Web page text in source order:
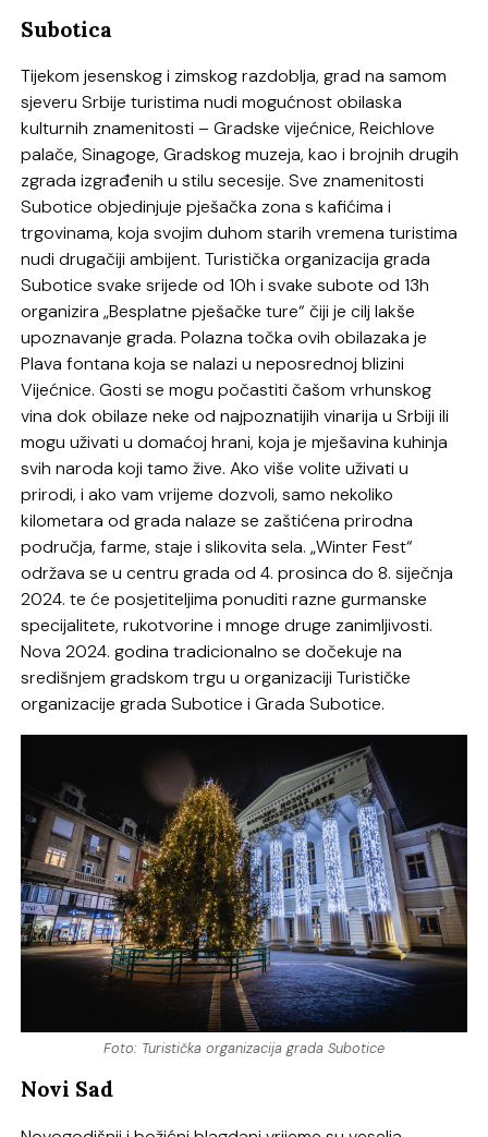
Subotica
Tijekom jesenskog i zimskog razdoblja, grad na samom
sjeveru Srbije turistima nudi mogućnost obilaska
kulturnih znamenitosti – Gradske vijećnice, Reichlove
palače, Sinagoge, Gradskog muzeja, kao i brojnih drugih
zgrada izgrađenih u stilu secesije. Sve znamenitosti
Subotice objedinjuje pješačka zona s kafićima i
trgovinama, koja svojim duhom starih vremena turistima
nudi drugačiji ambijent. Turistička organizacija grada
Subotice svake srijede od 10h i svake subote od 13h
organizira „Besplatne pješačke ture“ čiji je cilj lakše
upoznavanje grada. Polazna točka ovih obilazaka je
Plava fontana koja se nalazi u neposrednoj blizini
Vijećnice. Gosti se mogu počastiti čašom vrhunskog
vina dok obilaze neke od najpoznatijih vinarija u Srbiji ili
mogu uživati ​​u domaćoj hrani, koja je mješavina kuhinja
svih naroda koji tamo žive. Ako više volite uživati ​​u
prirodi, i ako vam vrijeme dozvoli, samo nekoliko
kilometara od grada nalaze se zaštićena prirodna
područja, farme, staje i slikovita sela. „Winter Fest“
održava se u centru grada od 4. prosinca do 8. siječnja
2024. te će posjetiteljima ponuditi razne gurmanske
specijalitete, rukotvorine i mnoge druge zanimljivosti.
Nova 2024. godina tradicionalno se dočekuje na
središnjem gradskom trgu u organizaciji Turističke
organizacije grada Subotice i Grada Subotice.
Foto: Turistička organizacija grada Subotice
Novi Sad